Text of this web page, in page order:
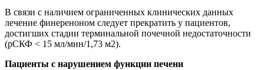
В связи с наличием ограниченных клинических данных
лечение финереноном следует прекратить у пациентов,
достигших стадии терминальной почечной недостаточности
(рСКФ < 15 мл/мин/1,73 м2).
Пациенты с нарушением функции печени